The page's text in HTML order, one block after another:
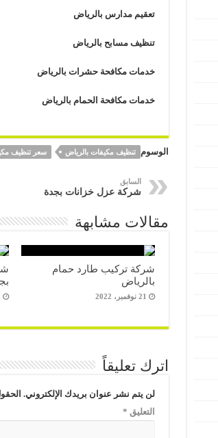
تعقيم مدارس بالرياض
تنظيف مسابح بالرياض
خدمات مكافحة حشرات بالرياض
خدمات مكافحة الحمام بالرياض
الوسوم تنظيف مكيفات بالرياض سعر تنظيف
السابق
شركة عزل خزانات بجدة
مقالات مشابهة
شركة تركيب طارد حمام
بالرياض
21 نوفمبر، 2022
اترك تعليقاً
لن يتم نشر عنوان بريدك الإلكتروني.
التعليق *